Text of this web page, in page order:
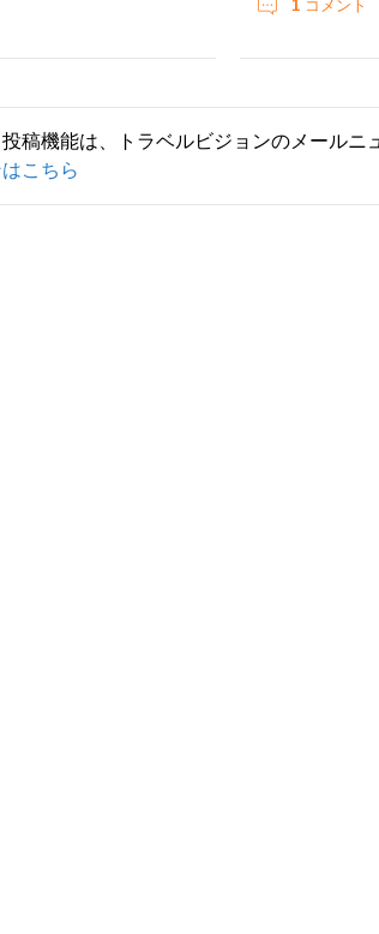
1コメント
稿機能は、トラベルビジョンのメールニ
こちら